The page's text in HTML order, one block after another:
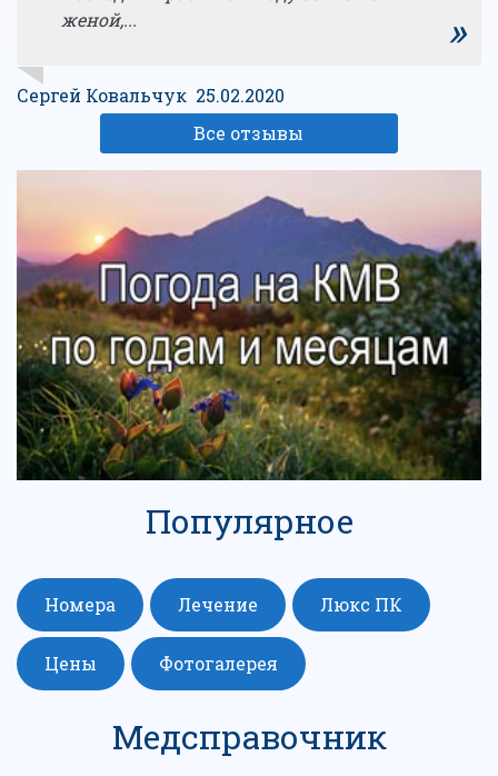
женой,...
»
Сергей Ковальчук 25.02.2020
Все отзывы
Популярное
Номера Лечение Люкс ПК
Цены Фотогалерея
Медсправочник